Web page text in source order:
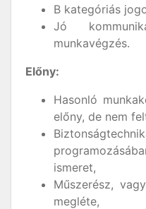
B kategóriás
Jó
munkavégzés.
Előny:
Hasonló
előny, de nem
ismeret,
Műszerész,
megléte,